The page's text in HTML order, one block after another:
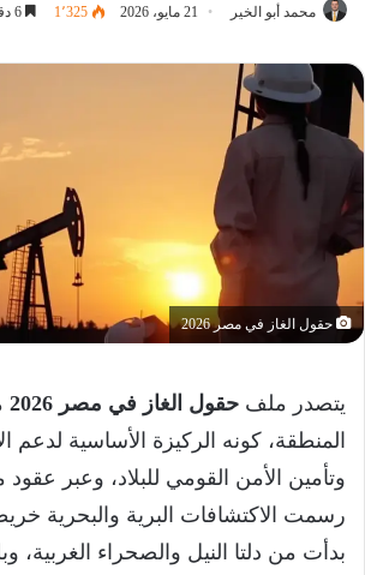
محمد أبو الخير 21 مايو، 2026 1٬325
حقول الغاز في مصر 2026
يتصدر ملف حقول الغاز في مصر 2026
المنطقة، كونه الركيزة الأساسية لدعم
وتأمين الأمن القومي للبلاد، وعبر عقود
رسمت الاكتشافات البرية والبحرية
بدأت من دلتا النيل والصحراء الغربية،